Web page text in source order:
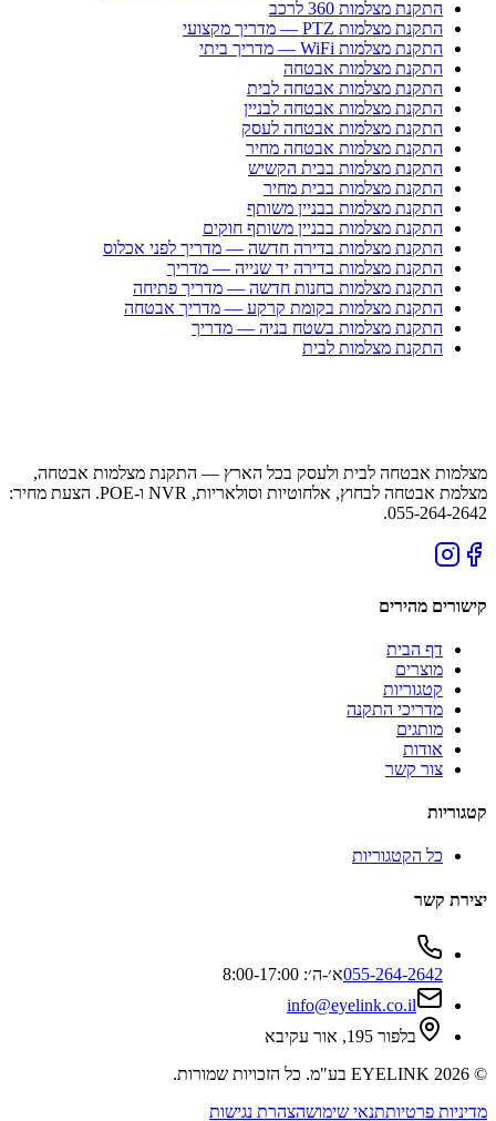
התקנת מצלמות 360 לרכב
התקנת מצלמות PTZ — מדריך מקצועי
התקנת מצלמות WiFi — מדריך ביתי
התקנת מצלמות אבטחה
התקנת מצלמות אבטחה לבית
התקנת מצלמות אבטחה לבניין
התקנת מצלמות אבטחה לעסק
התקנת מצלמות אבטחה מחיר
התקנת מצלמות בבית הקשיש
התקנת מצלמות בבית מחיר
התקנת מצלמות בבניין משותף
התקנת מצלמות בבניין משותף חוקים
התקנת מצלמות בדירה חדשה — מדריך לפני אכלוס
התקנת מצלמות בדירה יד שנייה — מדריך
התקנת מצלמות בחנות חדשה — מדריך פתיחה
התקנת מצלמות בקומת קרקע — מדריך אבטחה
התקנת מצלמות בשטח בניה — מדריך
התקנת מצלמות לבית
מצלמות אבטחה לבית ולעסק בכל הארץ — התקנת מצלמות אבטחה,
מצלמת אבטחה לבחוץ, אלחוטיות וסולאריות, NVR ו-POE. הצעת מחיר:
055-264-2642.
קישורים מהירים
דף הבית
מוצרים
קטגוריות
מדריכי התקנה
מותגים
אודות
צור קשר
קטגוריות
כל הקטגוריות
יצירת קשר
055-264-2642א׳-ה׳: 8:00-17:00
info@eyelink.co.il
בלפור 195, אור עקיבא
©
2026 EYELINK בע"מ
. כל הזכויות שמורות.
מדיניות פרטיותתנאי שימושהצהרת נגישות